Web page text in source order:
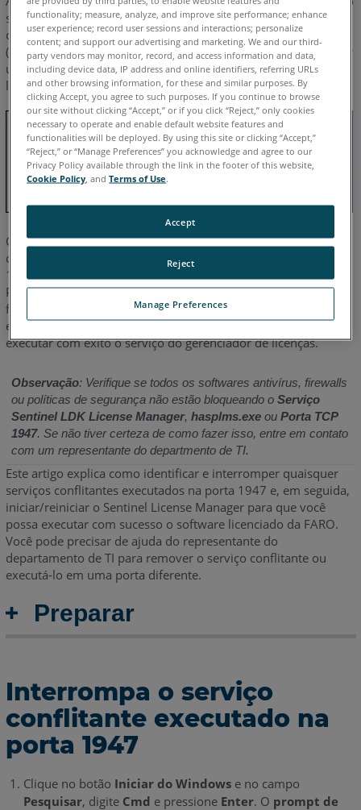
software FARO, se aparecer uma mensagem informando que
ocorreu um erro ao iniciar o serviço Sentinel License Manager
(Código de status: 4858900), um serviço conflitante pode estar
usando a porta de rede que o serviço do gerenciador de
licenças precisa usar.
O FARO Sentinel License Manager Service (HASPlms) é um
componente do driver Sentinel HASP. Este serviço usa a porta
1947 para autenticar sua chave de licença de produto FARO.
Para usar seu software FARO, este serviço deve estar
funcionando corretamente. Se outro serviço estiver sendo
executado na porta 1947, o software FARO não poderá
executar com êxito o serviço do gerenciador de licenças.
Observação: Verifique se todos os softwares antivírus, firewalls
ou políticas de segurança não estão bloqueando o Serviço
Sentinel LDK License Manager, hasplms.exe ou Porta TCP
1947. Se não tiver certeza de como fazer isso, entre em contato
com um representante do departmento de TI.
Este artigo explica como identificar e interromper quaisquer
serviços conflitantes executados na porta 1947 e, em seguida,
iniciar/reiniciar o Sentinel License Manager para que você
possa executar com sucesso o software licenciado da FARO.
Você pode precisar de ajuda do representante do
departamento de TI para remover o serviço conflitante ou
executá-lo em uma porta diferente.
Preparar
Interrompa o serviço
conflitante executado na
porta 1947
Clique no botão Iniciar do Windowse no campo
Pesquisar, digite Cmd e pressione Enter. O prompt de
functionality; measure, analyze, and improve site performance; enhance
user experience; record user sessions and interactions; personalize
content; and support our advertising and marketing. We and our third-
party vendors may monitor, record, and access information and data,
including device data, IP address and online identifiers, referring URLs
and other browsing information, for these and similar purposes. By
clicking Accept, you agree to such purposes. If you continue to browse
our site without clicking “Accept,” or if you click “Reject,” only cookies
necessary to operate and enable default website features and
functionalities will be deployed. By using this site or clicking “Accept,”
“Reject,” or “Manage Preferences” you acknowledge and agree to our
Privacy Policy available through the link in the footer of this website,
Cookie Policy , andTerms of Use.
Manage Preferences
Reject
Accept